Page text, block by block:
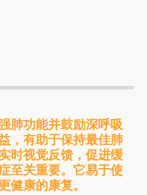
肺功能并鼓励深呼吸
，有助于保持最佳肺
时视觉反馈，促进缓
至关重要。它易于使
健康的康复。